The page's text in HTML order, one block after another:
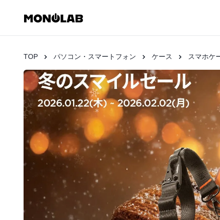
TOP パソコン・スマートフォン ケース スマホケ